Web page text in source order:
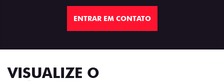
ENTRAR EM CONTATO
VISUALIZE O